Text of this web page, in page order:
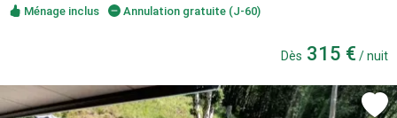
Ménage inclus Annulation gratuite (J-60)
Dès 315 € / nuit